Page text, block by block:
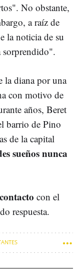
No obstante,
a raíz de
la noticia de su
sorprendido".
la diana por una
con motivo de
años, Beret
barrio de Pino
de la capital
sueños nunca
con el
respuesta.